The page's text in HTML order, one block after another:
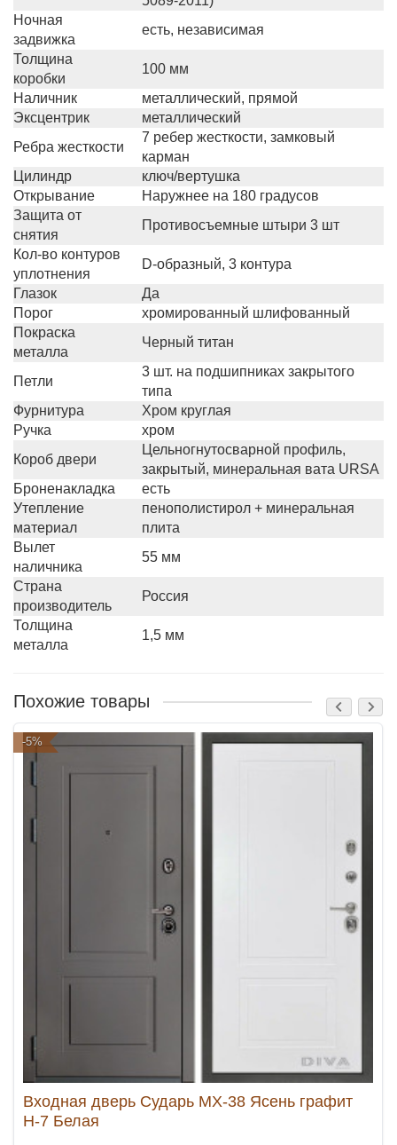
Ночная
задвижка
есть, независимая
Толщина
коробки
100 мм
Наличник
металлический, прямой
Эксцентрик
металлический
Ребра жесткости
7 ребер жесткости, замковый
карман
Цилиндр
ключ/вертушка
Открывание
Наружнее на 180 градусов
Защита от
снятия
Противосъемные штыри 3 шт
Кол-во контуров
уплотнения
D-образный, 3 контура
Глазок
Да
Порог
хромированный шлифованный
Покраска
металла
Черный титан
Петли
3 шт. на подшипниках закрытого
типа
Фурнитура
Хром круглая
Ручка
хром
Короб двери
Цельногнутосварной профиль,
закрытый, минеральная вата URSA
Броненакладка
есть
Утепление
материал
пенополистирол + минеральная
плита
Вылет
наличника
55 мм
Страна
производитель
Россия
Толщина
металла
1,5 мм
Похожие товары
-5%
Входная дверь Сударь МХ-38 Ясень графит
Н-7 Белая